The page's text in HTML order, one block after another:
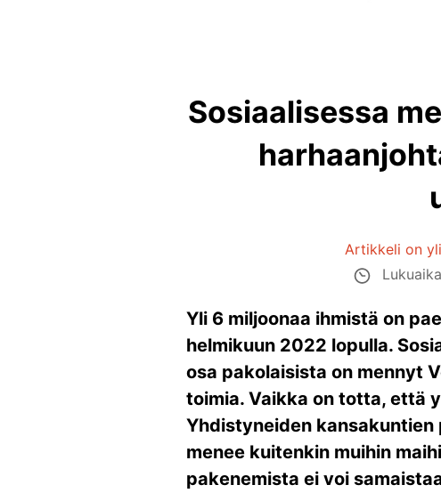
Sosiaalisessa
Artikkeli on
Yli 6 miljoonaa ihmistä on
helmikuun 2022 lopulla.
osa pakolaisista on mennyt
toimia. Vaikka on totta, että
Yhdistyneiden kansakuntien
menee kuitenkin muihin
pakenemista ei voi